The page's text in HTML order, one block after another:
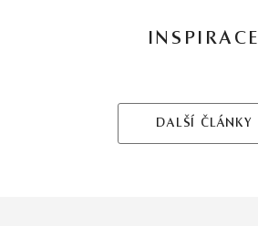
INSPIRACE
DALŠÍ ČLÁNKY